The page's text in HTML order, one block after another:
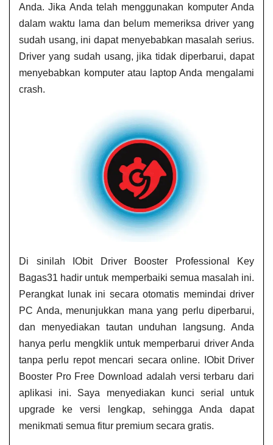
Anda. Jika Anda telah menggunakan komputer Anda
dalam waktu lama dan belum memeriksa driver yang
sudah usang, ini dapat menyebabkan masalah serius.
Driver yang sudah usang, jika tidak diperbarui, dapat
menyebabkan komputer atau laptop Anda mengalami
crash.
Di sinilah IObit Driver Booster Professional Key
Bagas31 hadir untuk memperbaiki semua masalah ini.
Perangkat lunak ini secara otomatis memindai driver
PC Anda, menunjukkan mana yang perlu diperbarui,
dan menyediakan tautan unduhan langsung. Anda
hanya perlu mengklik untuk memperbarui driver Anda
tanpa perlu repot mencari secara online. IObit Driver
Booster Pro Free Download adalah versi terbaru dari
aplikasi ini. Saya menyediakan kunci serial untuk
upgrade ke versi lengkap, sehingga Anda dapat
menikmati semua fitur premium secara gratis.